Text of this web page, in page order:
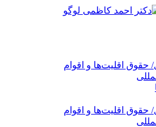
حقوق اقلیت‌ها و اقوام
حقوق اقلیت‌ها و اقوام